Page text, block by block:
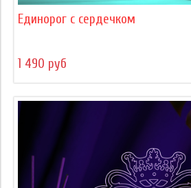
Единорог с сердечком
1 490 руб